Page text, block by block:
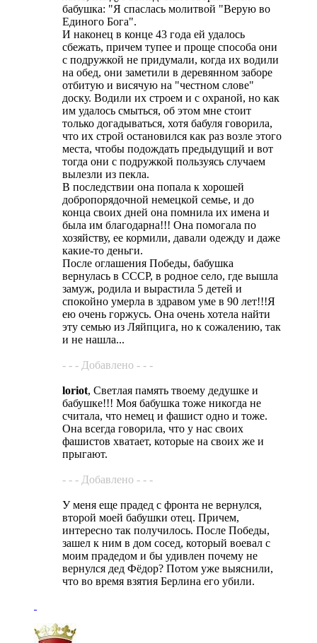
бабушка: "Я спаслась молитвой "Верую во
Единого Бога".
И наконец в конце 43 года ей удалось
сбежать, причем тупее и проще способа они
с подружкой не придумали, когда их водили
на обед, они заметили в деревянном заборе
отбитую и висячую на "честном слове"
доску. Водили их строем и с охраной, но как
им удалось смыться, об этом мне стоит
только догадываться, хотя бабуля говорила,
что их строй остановился как раз возле этого
места, чтобы подождать предыдущий и вот
тогда они с подружкой пользуясь случаем
вылезли из пекла.
В последствии она попала к хорошей
добропорядочной немецкой семье, и до
конца своих дней она помнила их имена и
была им благодарна!!! Она помогала по
хозяйству, ее кормили, давали одежду и даже
какие-то деньги.
После оглашения Победы, бабушка
вернулась в СССР, в родное село, где вышла
замуж, родила и вырастила 5 детей и
спокойно умерла в здравом уме в 90 лет!!!Я
ею очень горжусь. Она очень хотела найти
эту семью из Ляйпцига, но к сожалению, так
и не нашла...
- - - Добавлено - - -
loriot, Светлая память твоему дедушке и
бабушке!!! Моя бабушка тоже никогда не
считала, что немец и фашист одно и тоже.
Она всегда говорила, что у нас своих
фашистов хватает, которые на своих же и
прыгают.
- - - Добавлено - - -
У меня еще прадед с фронта не вернулся,
второй моей бабушки отец. Причем,
интересно так получилось. После Победы,
зашел к ним в дом сосед, который воевал с
моим прадедом и бы удивлен почему не
вернулся дед Фёдор? Потом уже выяснили,
что во время взятия Берлина его убили.